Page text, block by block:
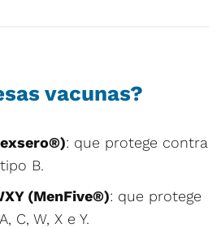
vacunas?
: que protege contra
B.
(MenFive®): que protege
C, W, X e Y.